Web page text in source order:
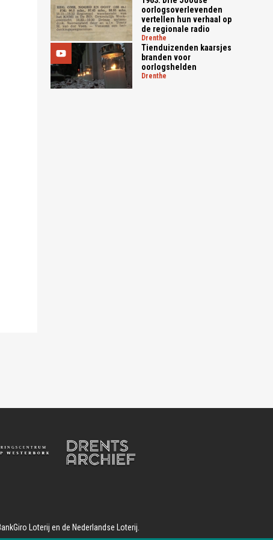
oorlogsoverlevenden
vertellen hun verhaal op
de regionale radio
drenthe
Tienduizenden kaarsjes
branden voor
oorlogshelden
drenthe
Loterij en de Nederlandse Loterij.